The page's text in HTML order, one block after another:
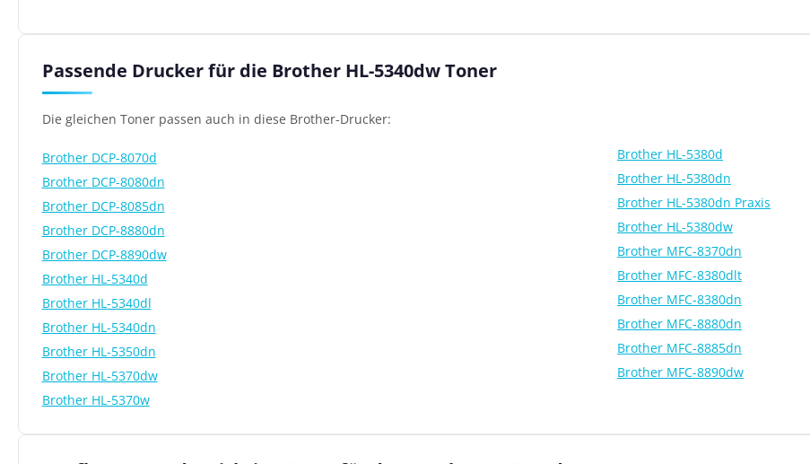
Passende Drucker für die Brother HL-5340dw Toner
Die gleichen Toner passen auch in diese Brother-Drucker:
Brother DCP-8070d
Brother DCP-8080dn
Brother DCP-8085dn
Brother DCP-8880dn
Brother DCP-8890dw
Brother HL-5340d
Brother HL-5340dl
Brother HL-5340dn
Brother HL-5350dn
Brother HL-5370dw
Brother HL-5370w
Brother HL-5380d
Brother HL-5380dn
Brother HL-5380dn Praxis
Brother HL-5380dw
Brother MFC-8370dn
Brother MFC-8380dlt
Brother MFC-8380dn
Brother MFC-8880dn
Brother MFC-8885dn
Brother MFC-8890dw